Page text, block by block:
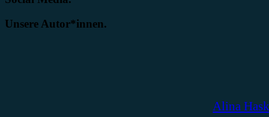
Unsere Autor*innen.
Alina